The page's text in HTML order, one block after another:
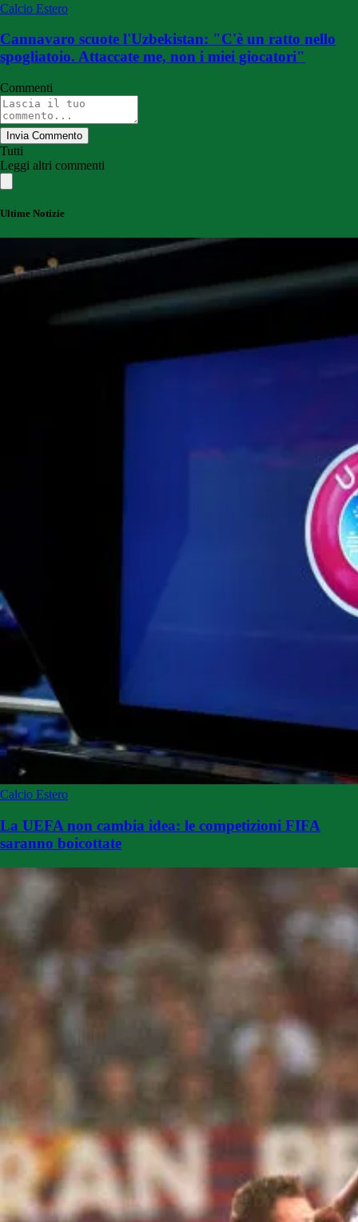
Calcio Estero
Cannavaro scuote l'Uzbekistan: "C'è un ratto nello
spogliatoio. Attaccate me, non i miei giocatori"
Commenti
Invia Commento
Tutti
Leggi altri commenti
Ultime Notizie
Calcio Estero
La UEFA non cambia idea: le competizioni FIFA
saranno boicottate